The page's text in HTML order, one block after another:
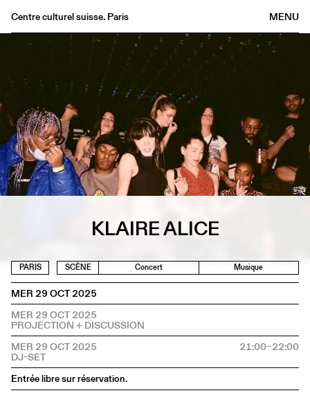
MENU
Centre culturel suisse. Paris
Agenda
Librairie
Buvette
Archives
Médiathèque
Éditions
Informations
FR/EN
KLAIRE ALICE
PARIS SCÈNE Concert Musique
MER 29 OCT 2025
MER 29 OCT 2025
MER 29 OCT 2025 21:00–22:00
Entrée libre sur réservation.